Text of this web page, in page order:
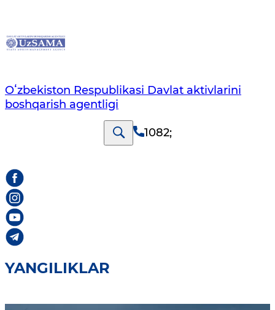
Oʻzbekiston Respublikasi Davlat aktivlarini
boshqarish agentligi
1082;
YANGILIKLAR